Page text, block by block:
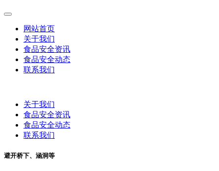
网站首页
关于我们
食品安全资讯
食品安全动态
联系我们
关于我们
食品安全资讯
食品安全动态
联系我们
避开桥下、涵洞等